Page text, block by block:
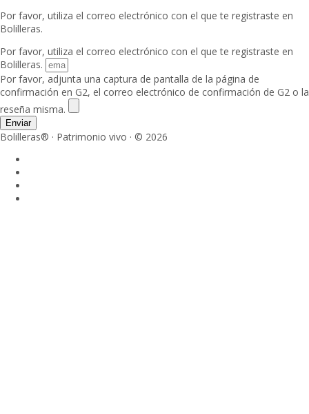
Por favor, utiliza el correo electrónico con el que te registraste en
Bolilleras.
Por favor, utiliza el correo electrónico con el que te registraste en
Bolilleras.
Por favor, adjunta una captura de pantalla de la página de
confirmación en G2, el correo electrónico de confirmación de G2 o la
reseña misma.
Enviar
Bolilleras® · Patrimonio vivo · © 2026